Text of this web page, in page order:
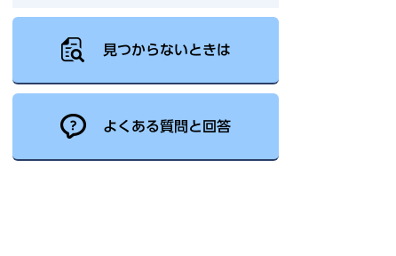
見つからないときは
よくある質問と回答